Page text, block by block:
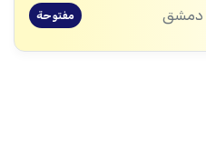
دمشق مفتوحة